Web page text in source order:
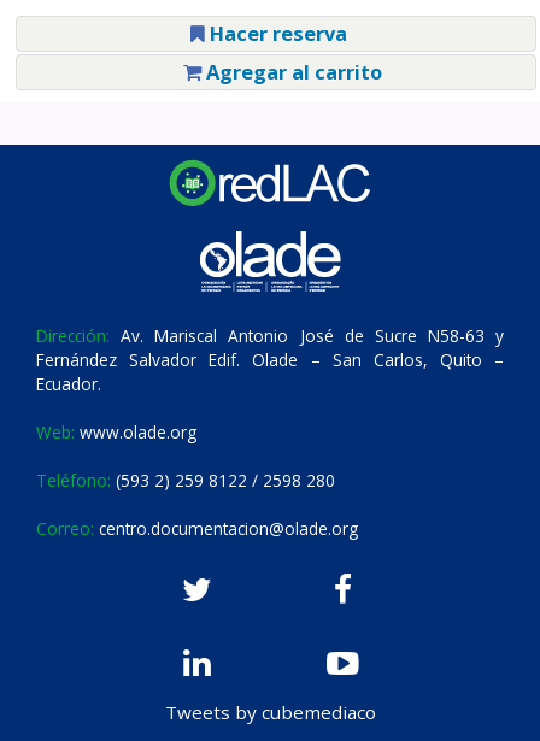
Hacer reserva
Agregar al carrito
Dirección: Av. Mariscal Antonio José de Sucre N58-63 y
Fernández Salvador Edif. Olade – San Carlos, Quito –
Ecuador.
Web: www.olade.org
Teléfono: (593 2) 259 8122 / 2598 280
Correo: centro.documentacion@olade.org
Tweets by cubemediaco